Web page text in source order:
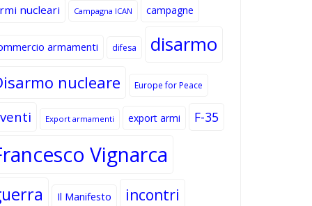
nucleari Campagna ICAN campagne
armamenti difesa disarmo
nucleare Europe for Peace
Export armamenti export armi F-35
Vignarca
Il Manifesto incontri